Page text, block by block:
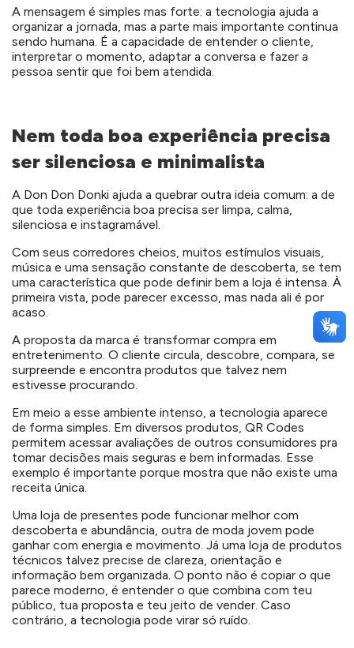
A mensagem é simples mas forte: a tecnologia ajuda a
organizar a jornada, mas a parte mais importante continua
sendo humana. É a capacidade de entender o cliente,
interpretar o momento, adaptar a conversa e fazer a
pessoa sentir que foi bem atendida.
Nem toda boa experiência precisa
ser silenciosa e minimalista
A Don Don Donki ajuda a quebrar outra ideia comum: a de
que toda experiência boa precisa ser limpa, calma,
silenciosa e instagramável.
Com seus corredores cheios, muitos estímulos visuais,
música e uma sensação constante de descoberta, se tem
uma característica que pode definir bem a loja é intensa. À
primeira vista, pode parecer excesso, mas nada ali é por
acaso.
A proposta da marca é transformar compra em
entretenimento. O cliente circula, descobre, compara, se
surpreende e encontra produtos que talvez nem
estivesse procurando.
Em meio a esse ambiente intenso, a tecnologia aparece
de forma simples. Em diversos produtos, QR Codes
permitem acessar avaliações de outros consumidores pra
tomar decisões mais seguras e bem informadas. Esse
exemplo é importante porque mostra que não existe uma
receita única.
Uma loja de presentes pode funcionar melhor com
descoberta e abundância, outra de moda jovem pode
ganhar com energia e movimento. Já uma loja de produtos
técnicos talvez precise de clareza, orientação e
informação bem organizada. O ponto não é copiar o que
parece moderno, é entender o que combina com teu
público, tua proposta e teu jeito de vender. Caso
contrário, a tecnologia pode virar só ruído.